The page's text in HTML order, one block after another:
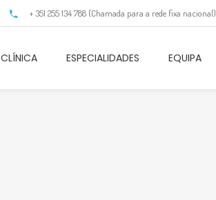
+ 351 255 134 788 (Chamada para a rede fixa nacional)
CLÍNICA ESPECIALIDADES EQUIPA